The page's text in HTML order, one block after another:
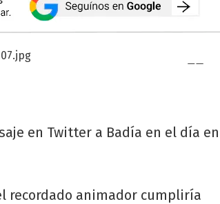
en Twitter a Badía en el día en
recordado animador cumpliría